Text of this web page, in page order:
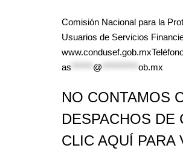
Comisión Nacional para la
Usuarios de Servicios
as
@ ob.mx
NO CONTAMOS
DESPACHOS DE
CLIC AQUÍ PARA